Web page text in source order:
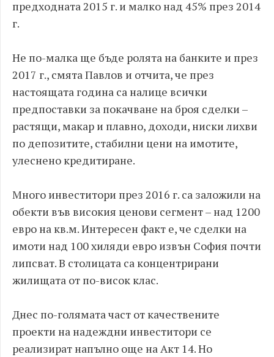
предходната 2015 г. и малко над 45% през 2014
г.
Не по-малка ще бъде ролята на банките и през
2017 г., смята Павлов и отчита, че през
настоящата година са налице всички
предпоставки за покачване на броя сделки –
растящи, макар и плавно, доходи, ниски лихви
по депозитите, стабилни цени на имотите,
улеснено кредитиране.
Много инвеститори през 2016 г. са заложили на
обекти във високия ценови сегмент – над 1200
евро на кв.м. Интересен факт е, че сделки на
имоти над 100 хиляди евро извън София почти
липсват. В столицата са концентрирани
жилищата от по-висок клас.
Днес по-голямата част от качествените
проекти на надеждни инвеститори се
реализират напълно още на Акт 14. Но